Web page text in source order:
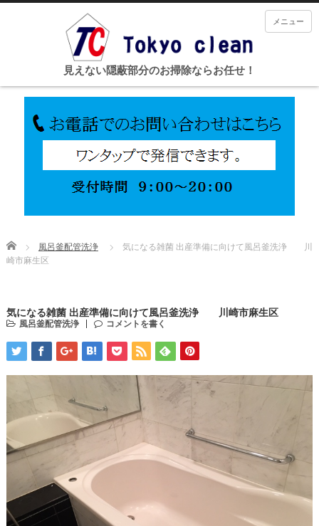
見えない隠蔽部分のお掃除ならお任せ！
メニュー
Home 風呂釜配管洗浄
気になる雑菌 出産準備に向けて風呂釜洗浄 川
崎市麻生区
気になる雑菌 出産準備に向けて風呂釜洗浄 川崎市麻生区
風呂釜配管洗浄 コメントを書く